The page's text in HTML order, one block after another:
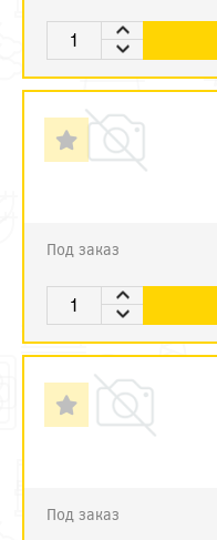
Под заказ
Под заказ